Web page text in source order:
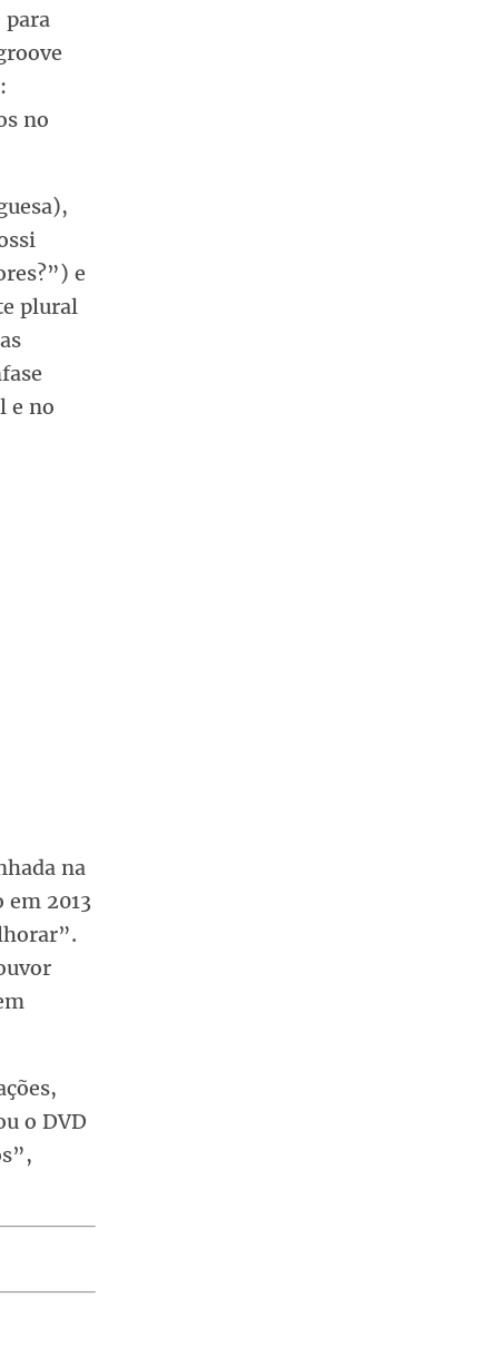
para
no
e
plural
e no
na
2013
o DVD